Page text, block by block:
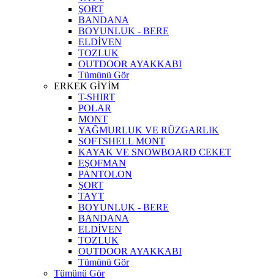
ŞORT
BANDANA
BOYUNLUK - BERE
ELDİVEN
TOZLUK
OUTDOOR AYAKKABI
Tümünü Gör
ERKEK GİYİM
T-SHIRT
POLAR
MONT
YAĞMURLUK VE RÜZGARLIK
SOFTSHELL MONT
KAYAK VE SNOWBOARD CEKET
EŞOFMAN
PANTOLON
ŞORT
TAYT
BOYUNLUK - BERE
BANDANA
ELDİVEN
TOZLUK
OUTDOOR AYAKKABI
Tümünü Gör
Tümünü Gör